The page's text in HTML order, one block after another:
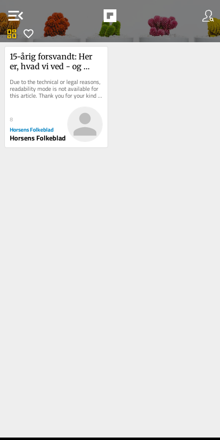
menu_open
dashboard favorite
15-årig for­svandt: Her
er, hvad vi ved - og
svar på
Due to the technical or legal reasons,
readability mode is not available for
this article. Thank you for your kind
8
Horsens Folkeblad
Horsens Folkeblad